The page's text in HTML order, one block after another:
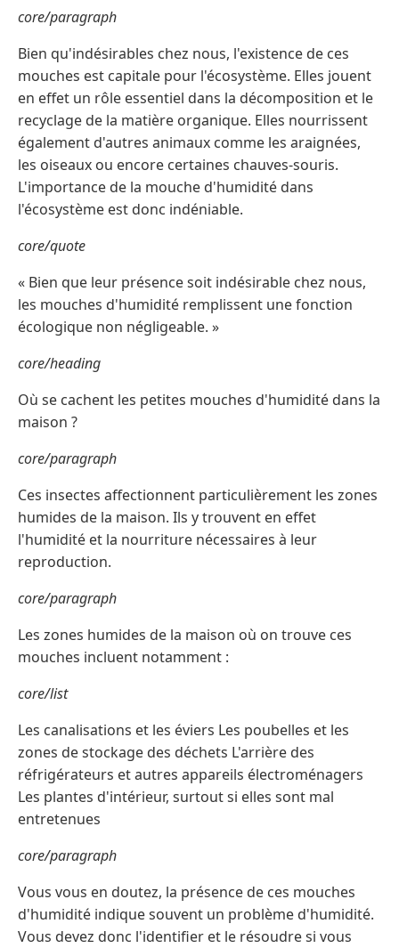
core/paragraph
Bien qu'indésirables chez nous, l'existence de ces
mouches est capitale pour l'écosystème. Elles jouent
en effet un rôle essentiel dans la décomposition et le
recyclage de la matière organique. Elles nourrissent
également d'autres animaux comme les araignées,
les oiseaux ou encore certaines chauves-souris.
L'importance de la mouche d'humidité dans
l'écosystème est donc indéniable.
core/quote
« Bien que leur présence soit indésirable chez nous,
les mouches d'humidité remplissent une fonction
écologique non négligeable. »
core/heading
Où se cachent les petites mouches d'humidité dans la
maison ?
core/paragraph
Ces insectes affectionnent particulièrement les zones
humides de la maison. Ils y trouvent en effet
l'humidité et la nourriture nécessaires à leur
reproduction.
core/paragraph
Les zones humides de la maison où on trouve ces
mouches incluent notamment :
core/list
Les canalisations et les éviers Les poubelles et les
zones de stockage des déchets L'arrière des
réfrigérateurs et autres appareils électroménagers
Les plantes d'intérieur, surtout si elles sont mal
entretenues
core/paragraph
Vous vous en doutez, la présence de ces mouches
d'humidité indique souvent un problème d'humidité.
Vous devez donc l'identifier et le résoudre si vous